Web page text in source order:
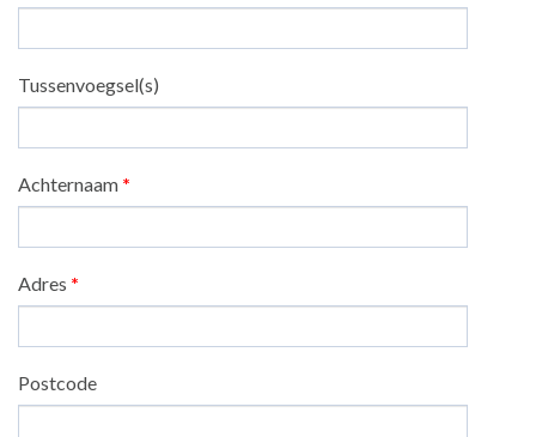
Tussenvoegsel(s)
Achternaam *
Adres *
Postcode